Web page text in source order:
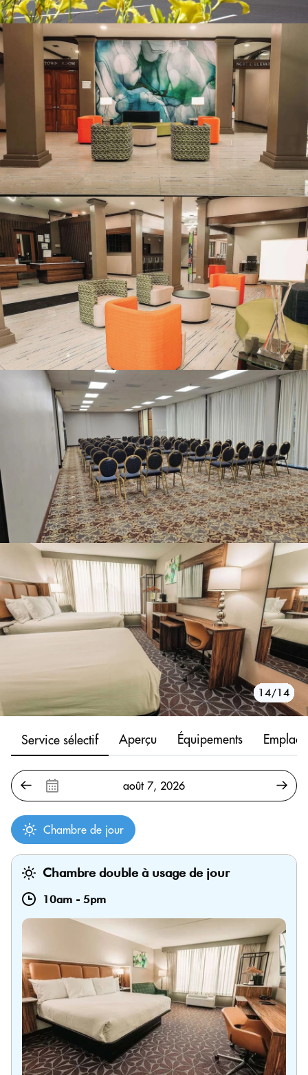
1/14
2/14
3/14
4/14
5/14
6/14
7/14
8/14
9/14
10/14
11/14
12/14
13/14
14/14
Service sélectif Aperçu Équipements
Chambre de jour
Chambre double à usage de jour
10am - 5pm